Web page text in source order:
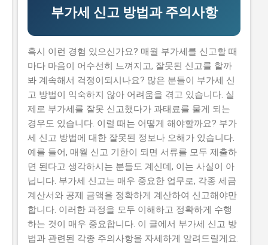
는 자격 요건을 잘 이해하지 못해서 입니다. 하지만, 이 글
을 읽으면 이러한 문제를 해결할 수 있습니다. 이 글에서
는 2026년 농식품 중소기업 기술보호 컨설팅 지원사업의
신청 방법과 자격 요건을 설명합니다. 또한, 지원 내용과
혜택, 그리고 실제 지원 받은 사람들의 후기도 공유합니
다. 그러므로, 이 글을 읽으면 지원사업에 대한 모든 정보
를 얻을 수 있습니다. 📋 목차 이 사업, 정말 받을 수 있을
까? 신청 자격과 준비물 지원 내용과 실제 혜택 단계별 신
청 방법 탈락하는 이유와 합격 전략 이 사업, 정말 받을 수
있을까? 이 사업이 뭔지, 지원 규모, 연간 선발 인원, 경쟁
률 2026년 농식품 중소기업 기술보호 컨설팅 지원사업은
농식품 중소기업의 기술 보호를 위해 제공하는 지원사업
입니다. 매년 약 500개의 사업체가 선정되는데요, 선정된
기업은 최대 5천만 원 까지의 기술 보호 컨설팅 비용을 지
원받을 수 있습니다. 유사 사업과 비교 (예비 초기 등 구체
적 차이점) 이 지원사업은 예비 창업자와 초기 창업자를
위한 지원사업과는 다릅니다...
부가세 신고 방법과 주의사항
혹시 이런 경험 있으신가요? 매월 부가세를 신고할 때
마다 마음이 어수선히 느껴지고, 잘못된 신고를 할까
봐 계속해서 걱정이되시나요? 많은 분들이 부가세 신
고 방법이 익숙하지 않아 어려움을 겪고 있습니다. 실
제로 부가세를 잘못 신고했다가 과태료를 물게 되는
경우도 있습니다. 이럴 때는 어떻게 해야할까요? 부가
세 신고 방법에 대한 잘못된 정보나 오해가 있습니다.
예를 들어, 매월 신고 기한이 되면 서류를 모두 제출하
면 된다고 생각하시는 분들도 계신데, 이는 사실이 아
닙니다. 부가세 신고는 매우 중요한 업무로, 각종 세금
계산서와 공제 금액을 정확하게 계산하여 신고해야만
합니다. 이러한 과정을 모두 이해하고 정확하게 수행
하는 것이 매우 중요합니다. 이 글에서 부가세 신고 방
법과 관련된 각종 주의사항을 자세하게 알려드릴게요.